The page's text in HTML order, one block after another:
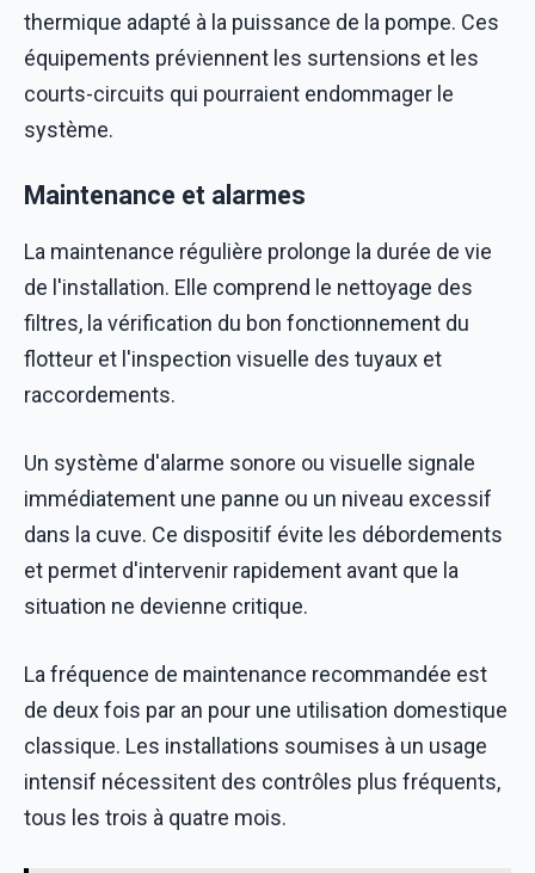
thermique adapté à la puissance de la pompe. Ces
équipements préviennent les surtensions et les
courts-circuits qui pourraient endommager le
système.
Maintenance et alarmes
La maintenance régulière prolonge la durée de vie
de l'installation. Elle comprend le nettoyage des
filtres, la vérification du bon fonctionnement du
flotteur et l'inspection visuelle des tuyaux et
raccordements.
Un système d'alarme sonore ou visuelle signale
immédiatement une panne ou un niveau excessif
dans la cuve. Ce dispositif évite les débordements
et permet d'intervenir rapidement avant que la
situation ne devienne critique.
La fréquence de maintenance recommandée est
de deux fois par an pour une utilisation domestique
classique. Les installations soumises à un usage
intensif nécessitent des contrôles plus fréquents,
tous les trois à quatre mois.